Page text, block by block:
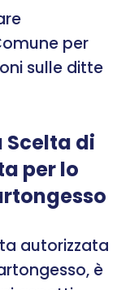
per
sulle ditte
Scelta di
per lo
autorizzata
è